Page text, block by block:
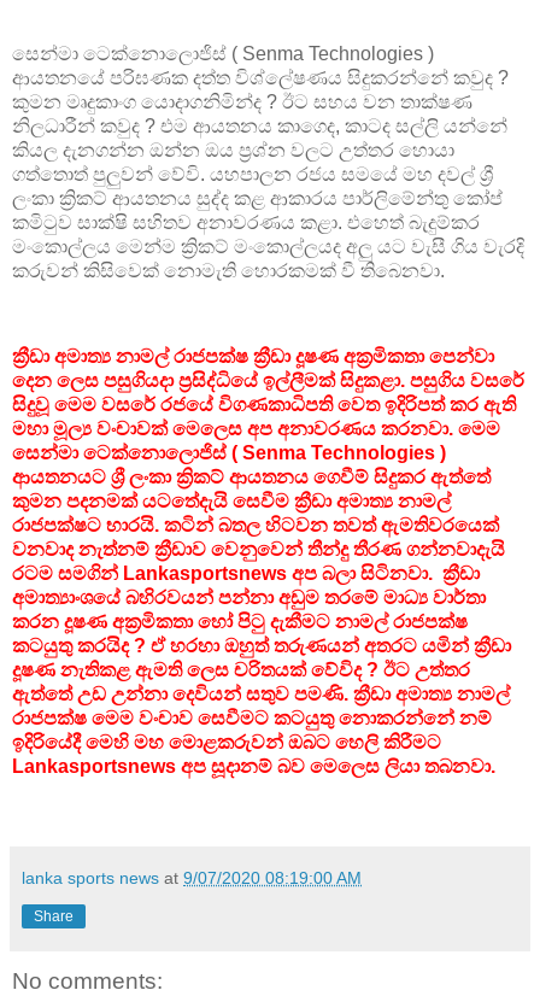
සෙන්මා ටෙක්නොලොජිස් ( Senma Technologies )
ආයතනයේ පරිඝණක දත්ත විශ්ලේෂණය සිදුකරන්නේ කවුද ?
කුමන මෘදුකාංග යොදාගනිමින්ද ? ඊට සහය වන තාක්ෂණ
නිලධාරීන් කවුද ? එම ආයතනය කාගෙද, කාටද සල්ලි යන්නේ
කියල දැනගන්න ඔන්න ඔය ප්‍රශ්න වලට උත්තර හොයා
ගත්තොත් පුලුවන් වේවි. යහපාලන රජය සමයේ මහ දවල් ශ්‍රී
ලංකා ක්‍රිකට් ආයතනය සුද්ද කළ ආකාරය පාර්ලිමේන්තු කෝප්
කමිටුව සාක්ෂි සහිතව අනාවරණය කළා. එහෙත් බැදුම්කර
මංකොල්ලය මෙන්ම ක්‍රිකට් මංකොල්ලයද අලු යට වැසී ගිය වැරදි
කරුවන් කිසිවෙක් නොමැති හොරකමක් වී තිබෙනවා.
ක්‍රීඩා අමාත්‍ය නාමල් රාජපක්ෂ ක්‍රීඩා දූෂණ අක්‍රමිකතා පෙන්වා
දෙන ලෙස පසුගියදා ප්‍රසිද්ධියේ ඉල්ලීමක් සිදුකළා. පසුගිය වසරේ
සිදුවූ මෙම වසරේ රජයේ විගණකාධිපති වෙත ඉදිරිපත් කර ඇති
මහා මූල්‍ය වංචාවක් මෙලෙස අප අනාවරණය කරනවා. මෙම
සෙන්මා ටෙක්නොලොජිස් ( Senma Technologies )
ආයතනයට ශ්‍රී ලංකා ක්‍රිකට් ආයතනය ගෙවීම් සිදුකර ඇත්තේ
කුමන පදනමක් යටතේදැයි සෙවීම ක්‍රීඩා අමාත්‍ය නාමල්
රාජපක්ෂට භාරයි. කටින් බතල හිටවන තවත් ඇමතිවරයෙක්
වනවාද නැත්නම් ක්‍රීඩාව වෙනුවෙන් තීන්දු තීරණ ගන්නවාදැයි
රටම සමගින් Lankasportsnews අප බලා සිටිනවා. ක්‍රීඩා
අමාත්‍යාංශයේ බහිරවයන් පන්නා අඩුම තරමේ මාධ්‍ය වාර්තා
කරන දූෂණ අක්‍රමිකතා හෝ පිටු දැකීමට නාමල් රාජපක්ෂ
කටයුතු කරයිද ? ඒ හරහා ඔහුත් තරුණයන් අතරට යමින් ක්‍රීඩා
දූෂණ නැතිකළ ඇමති ලෙස චරිතයක් වේවිද ? ඊට උත්තර
ඇත්තේ උඩ උන්නා දෙවියන් සතුව පමණි. ක්‍රීඩා අමාත්‍ය නාමල්
රාජපක්ෂ මෙම වංචාව සෙවීමට කටයුතු නොකරන්නේ නම්
ඉදිරියේදී මෙහි මහ මොළකරුවන් ඔබට හෙලි කිරීමට
Lankasportsnews අප සූදානම් බව මෙලෙස ලියා තබනවා.
lanka sports news at 9/07/2020 08:19:00 AM
Share
No comments: